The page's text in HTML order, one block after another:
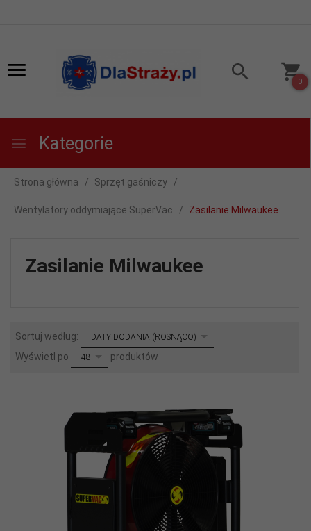
0
Kategorie
Strona główna Sprzęt gaśniczy
Wentylatory oddymiające SuperVac Zasilanie Milwaukee
Zasilanie Milwaukee
Sortuj według: sortDATY DODANIA (ROSNĄCO)
Wyświetl po pop48 produktów